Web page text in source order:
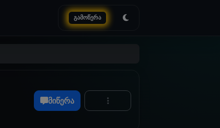
გამოწერა
მიწერა